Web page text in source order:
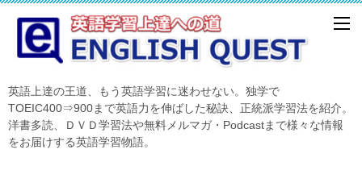
英語上達の王道、もう英語学習に迷わせない。独学で
TOEIC400⇒900まで英語力を伸ばした秘訣、正統派学習法を紹介。
洋書多読、ＤＶＤ学習法や無料メルマガ・Podcastまで様々な情報
をお届けする英語学習物語。